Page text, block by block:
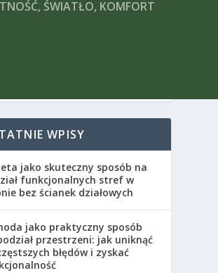
ŚWIATŁO, KOMFORT
WPISY
jako skuteczny sposób na
funkcjonalnych stref w
bez ścianek działowych
jako praktyczny sposób
przestrzeni: jak uniknąć
błędów i zyskać